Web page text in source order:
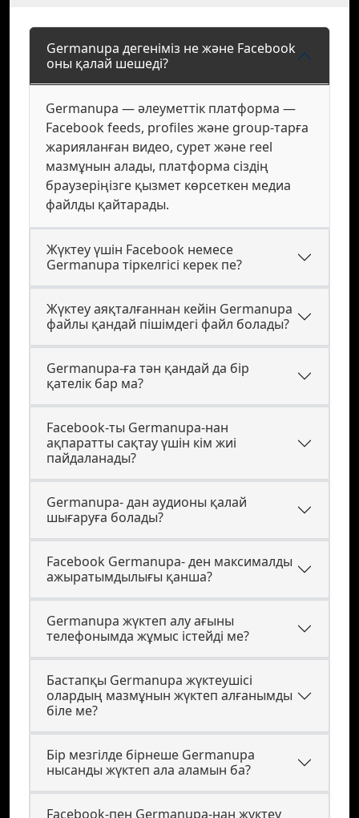
Germanupa дегеніміз не және Facebook
оны қалай шешеді?
Germanupa — әлеуметтік платформа —
Facebook feeds, profiles және group-тарға
жарияланған видео, сурет және reel
мазмұнын алады, платформа сіздің
браузеріңізге қызмет көрсеткен медиа
файлды қайтарады.
Жүктеу үшін Facebook немесе
Germanupa тіркелгісі керек пе?
Жүктеу аяқталғаннан кейін Germanupa
файлы қандай пішімдегі файл болады?
Germanupa-ға тән қандай да бір
қателік бар ма?
Facebook-ты Germanupa-нан
ақпаратты сақтау үшін кім жиі
пайдаланады?
Germanupa- дан аудионы қалай
шығаруға болады?
Facebook Germanupa- ден максималды
ажыратымдылығы қанша?
Germanupa жүктеп алу ағыны
телефонымда жұмыс істейді ме?
Бастапқы Germanupa жүктеушісі
олардың мазмұнын жүктеп алғанымды
біле ме?
Бір мезгілде бірнеше Germanupa
нысанды жүктеп ала аламын ба?
Facebook-пен Germanupa-нан жүктеу